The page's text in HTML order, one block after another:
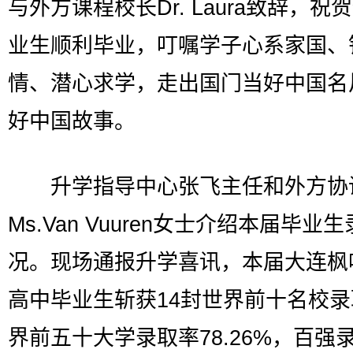
与外方课程校长Dr. Laura致辞，祝
业生顺利毕业，叮嘱学子心系家国
情、潜心求学，走出国门当好中国
好中国故事。
升学指导中心张飞主任和外方协
Ms.Van Vuuren女士介绍本届毕业生
况。现场通报升学喜讯，本届大连
高中毕业生斩获14封世界前十名校
界前五十大学录取率78.26%，百强